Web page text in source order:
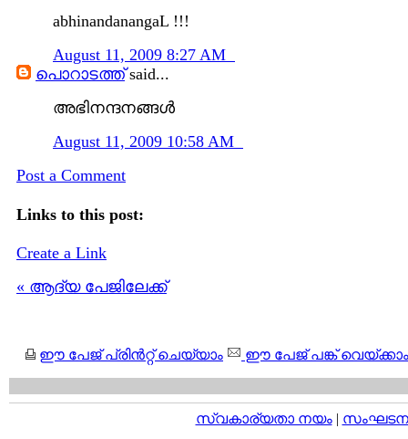
abhinandanangaL !!!
August 11, 2009 8:27 AM
പൊറാടത്ത്said...
അഭിനന്ദനങ്ങള്‍
August 11, 2009 10:58 AM
Post a Comment
Links to this post:
Create a Link
« ആദ്യ പേജിലേക്ക്
ഈ പേജ് പ്രിന്‍റ്റ് ചെയ്യാം ഈ പേജ് പങ്ക് വെയ്ക്കാം
സ്വകാര്യതാ നയം|